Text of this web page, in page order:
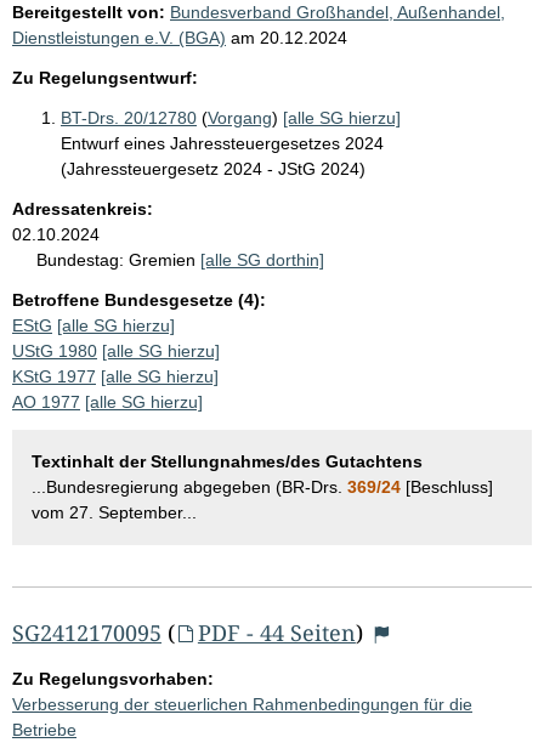
Bereitgestellt von: Bundesverband Großhandel, Außenhandel,
Dienstleistungen e.V. (BGA) am 20.12.2024
Zu Regelungsentwurf:
BT-Drs. 20/12780 (Vorgang) [alle SG hierzu]
Entwurf eines Jahressteuergesetzes 2024
(Jahressteuergesetz 2024 - JStG 2024)
Adressatenkreis:
02.10.2024
Bundestag: Gremien [alle SG dorthin]
Betroffene Bundesgesetze (4):
EStG [alle SG hierzu]
UStG 1980 [alle SG hierzu]
KStG 1977 [alle SG hierzu]
AO 1977 [alle SG hierzu]
Textinhalt der Stellungnahmes/des Gutachtens
...Bundesregierung abgegeben (BR-Drs. 369/24 [Beschluss]
vom 27. September...
SG2412170095 ( PDF - 44 Seiten)
Zu Regelungsvorhaben:
Verbesserung der steuerlichen Rahmenbedingungen für die
Betriebe